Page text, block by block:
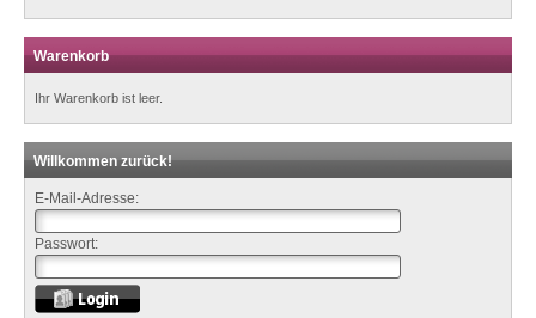
Warenkorb
Ihr Warenkorb ist leer.
Willkommen zurück!
E-Mail-Adresse:
Passwort: